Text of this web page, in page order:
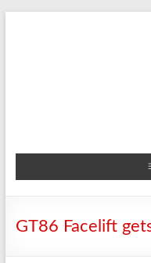
GT86 Facelift